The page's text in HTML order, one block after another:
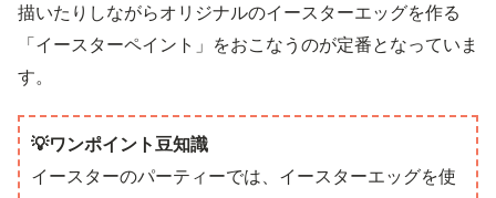
描いたりしながらオリジナルのイースターエッグを作る
「イースターペイント」をおこなうのが定番となっていま
す。
💡ワンポイント豆知識
イースターのパーティーでは、イースターエッグを使